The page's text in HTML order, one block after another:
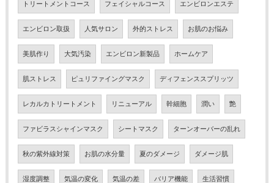
トリートメントコース フェイシャルコース エンビロンエステ
エンビロン取扱 人気サロン 外的ストレス お肌のお悩み
美肌作り 大気汚染 エンビロン新製品 ホームケア
肌ストレス ピュリファイングマスク ディフェンススプリッツ
レカルカトリートメント リニューアル 幹細胞 潤い 艶
ファビラスシャインマスク シートマスク ターンオーバーの乱れ
秋の紫外線対策 お肌の水分量 夏のダメージ ダメージ肌
湿度調整 気温の変化 気温の差 バリア機能 生活習慣